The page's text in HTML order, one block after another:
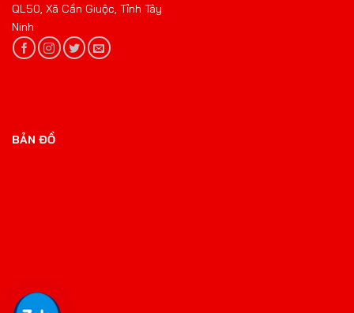
QL50, Xã Cần Giuộc, Tỉnh Tây
Ninh
BẢN ĐỒ